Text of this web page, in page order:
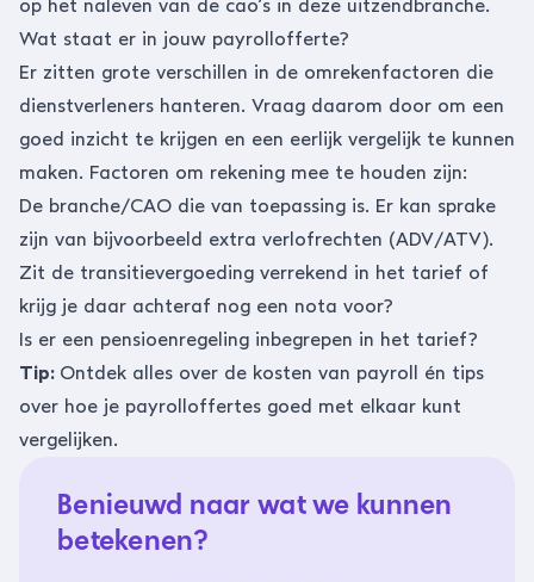
op het naleven van de cao’s in deze uitzendbranche.
Wat staat er in jouw payrollofferte?
Er zitten grote verschillen in de omrekenfactoren die
dienstverleners hanteren. Vraag daarom door om een
goed inzicht te krijgen en een eerlijk vergelijk te kunnen
maken. Factoren om rekening mee te houden zijn:
De branche/CAO die van toepassing is. Er kan sprake
zijn van bijvoorbeeld extra verlofrechten (ADV/ATV).
Zit de transitievergoeding verrekend in het tarief of
krijg je daar achteraf nog een nota voor?
Is er een pensioenregeling inbegrepen in het tarief?
Tip: Ontdek alles over de kosten van payroll én tips
over hoe je payrolloffertes goed met elkaar kunt
vergelijken.
Benieuwd naar wat we kunnen
betekenen?